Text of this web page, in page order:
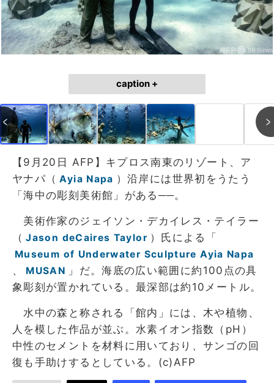
caption +
【9月20日 AFP】キプロス南東のリゾート、ア
ヤナパ（ Ayia Napa ）沿岸には世界初をうたう
「海中の彫刻美術館」がある──。
美術作家のジェイソン・デカイレス・テイラー
（ Jason deCaires Taylor ）氏による「
Museum of Underwater Sculpture Ayia Napa
、 MUSAN 」だ。海底の広い範囲に約100点の具
象彫刻が置かれている。最深部は約10メートル。
水中の森と称される「館内」には、木や植物、
人を模した作品が並ぶ。水素イオン指数（pH）
中性のセメントを材料に用いており、サンゴの回
復も手助けするとしている。(c)AFP